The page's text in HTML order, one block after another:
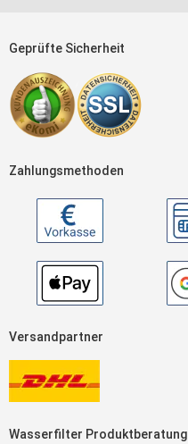
Geprüfte Sicherheit
Zahlungsmethoden
Versandpartner
Wasserfilter Produktberatung